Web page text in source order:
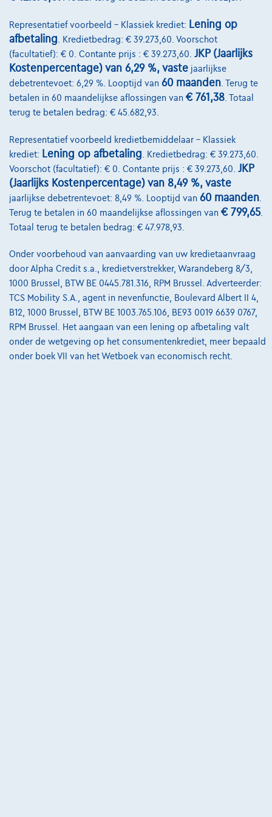
Vergelijk
Bekijk wagen
Jeep Avenger1.2 Turbo 100cv Altitude
05/2025
28.386 km Benzine Vario
€20.998 1
Vanaf€317,06/maandmet een laatste maandaflossing
van €6.616,46
Representatief voorbeeld – Klassiek krediet: Lening op
afbetaling . Kredietbedrag: € 39.273,60. Voorschot
(facultatief): € 0. Contante prijs : € 39.273,60. JKP (Jaarlijks
Kostenpercentage) van 6,29 %, vaste jaarlijkse
debetrentevoet: 6,29 %. Looptijd van 60 maanden . Terug te
betalen in 60 maandelijkse aflossingen van € 761,38 . Totaal
terug te betalen bedrag: € 45.682,93.
Representatief voorbeeld kredietbemiddelaar – Klassiek
krediet: Lening op afbetaling . Kredietbedrag: € 39.273,60.
Voorschot (facultatief): € 0. Contante prijs : € 39.273,60. JKP
(Jaarlijks Kostenpercentage) van 8,49 %, vaste
jaarlijkse debetrentevoet: 8,49 %. Looptijd van 60 maanden
Terug te betalen in 60 maandelijkse aflossingen van € 799,65.
Totaal terug te betalen bedrag: € 47.978,93.
Onder voorbehoud van aanvaarding van uw kredietaanvraag
door Alpha Credit s.a., kredietverstrekker, Warandeberg 8/3,
1000 Brussel, BTW BE 0445.781.316, RPM Brussel. Adverteerder:
TCS Mobility S.A., agent in nevenfunctie, Boulevard Albert II 4,
B12, 1000 Brussel, BTW BE 1003.765.106, BE93 0019 6639 0767,
RPM Brussel. Het aangaan van een lening op afbetaling valt
onder de wetgeving op het consumentenkrediet, meer bepaald
onder boek VII van het Wetboek van economisch recht.